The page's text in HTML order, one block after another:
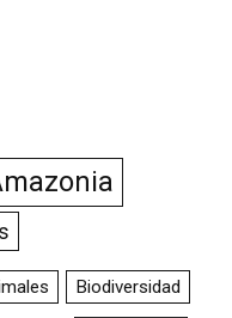
Biodiversidad